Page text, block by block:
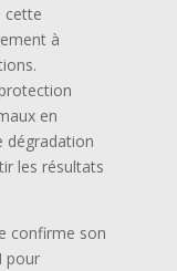
cette
à
en
dégradation
les résultats
confirme son
pour